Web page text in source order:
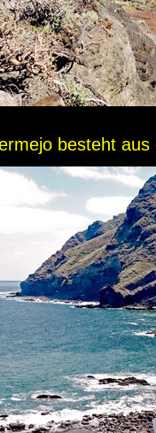
besteht